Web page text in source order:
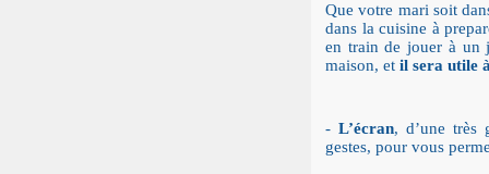
Que votre mari soit
dans la cuisine à
en train de jouer à un
maison, et il sera utile
- L’écran, d’une très
gestes, pour vous